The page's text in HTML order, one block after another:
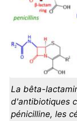
La bêta-
d'antibiotiques
pénicilline, les